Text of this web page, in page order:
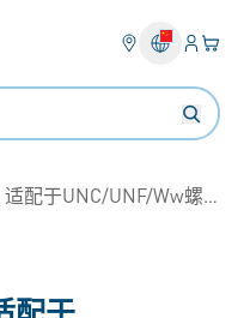
登入
您
配于UNC/UNF/Ww螺钉